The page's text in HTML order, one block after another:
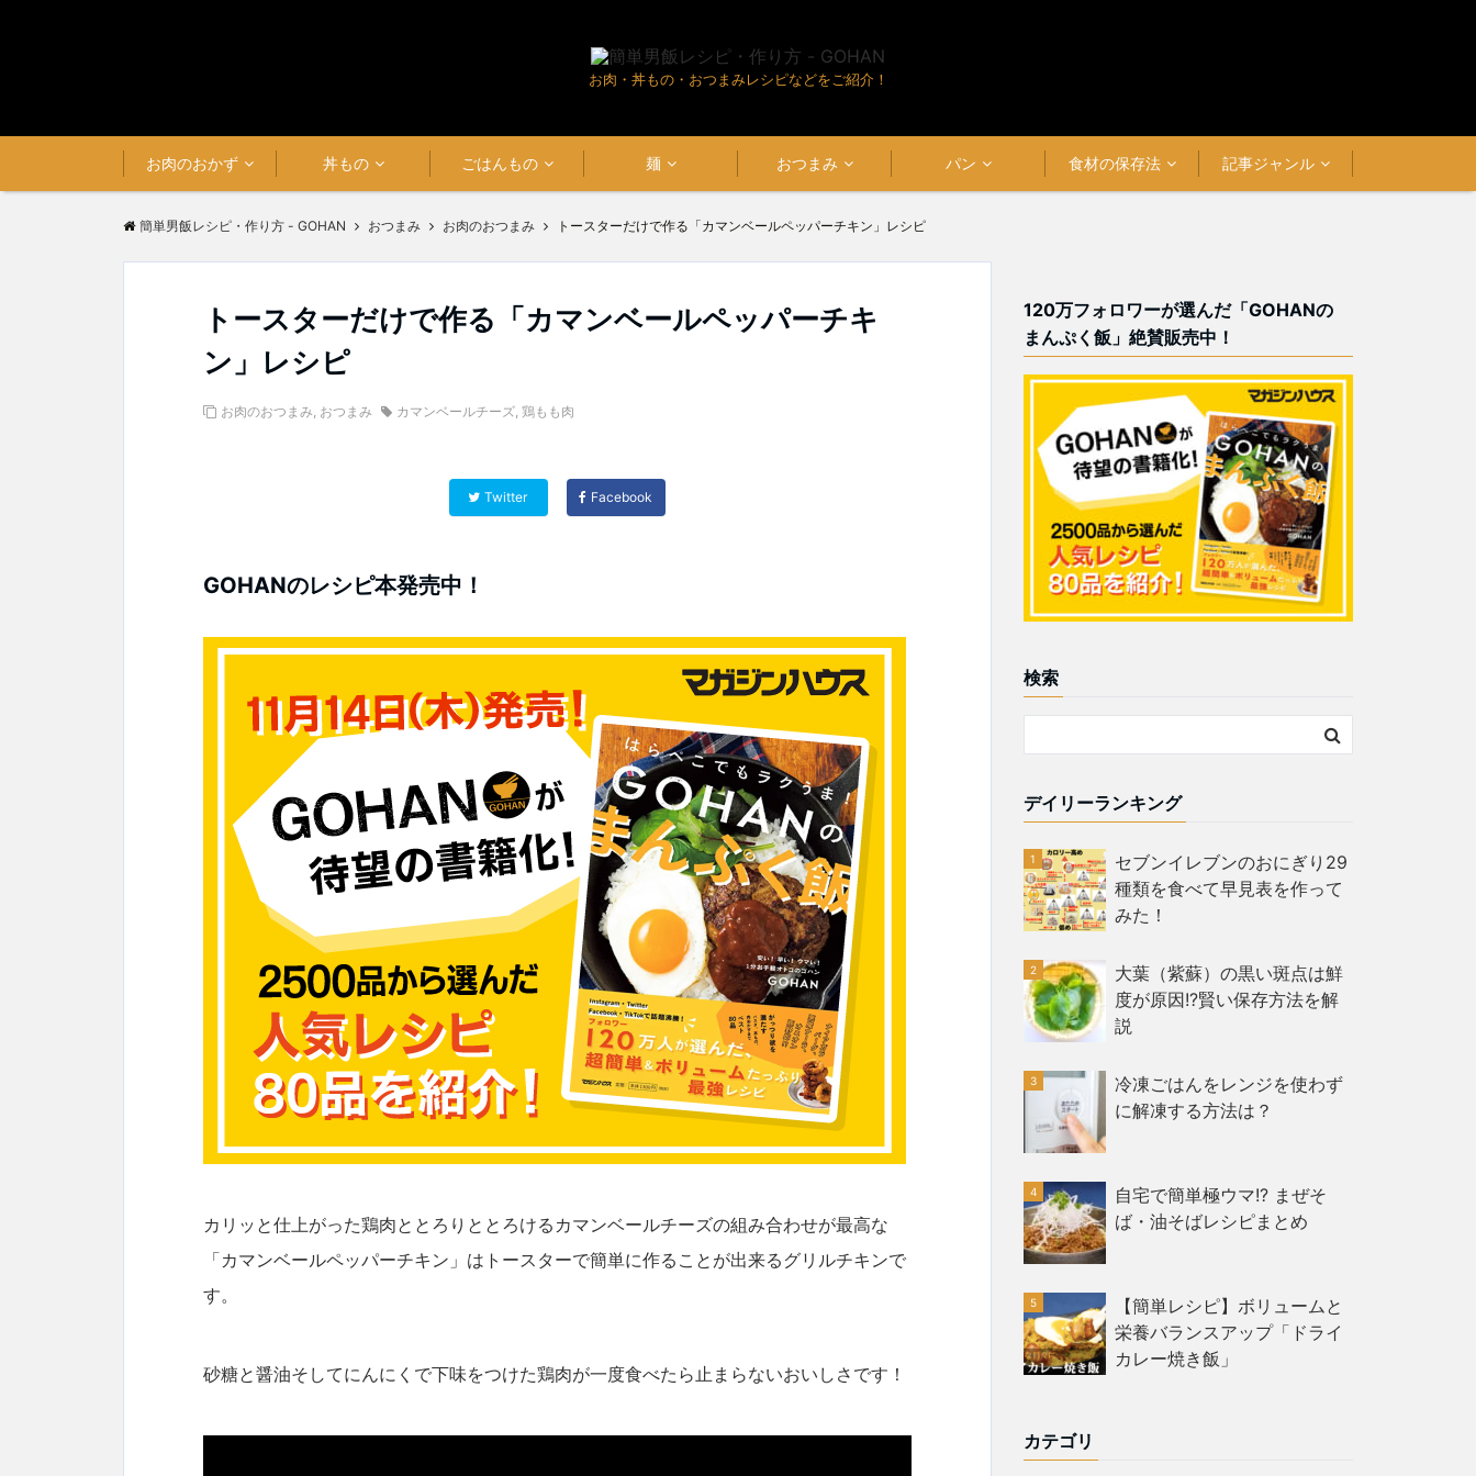
お肉・丼もの・おつまみレシピなどをご紹介！
お肉のおかず 丼もの ごはんもの 麺 おつまみ パン 食材の保存法 記事ジャンル
簡単男飯レシピ・作り方 - GOHAN おつまみ お肉のおつまみ トースターだけで作る「カマンベールペッパーチキン」レシピ
トースターだけで作る「カマンベールペッパーチキ
ン」レシピ
お肉のおつまみ, おつまみ カマンベールチーズ, 鶏もも肉
Twitter Facebook
GOHANのレシピ本発売中！
カリッと仕上がった鶏肉ととろりととろけるカマンベールチーズの組み合わせが最高な
「カマンベールペッパーチキン」はトースターで簡単に作ることが出来るグリルチキンで
す。
砂糖と醤油そしてにんにくで下味をつけた鶏肉が一度食べたら止まらないおいしさです！
120万フォロワーが選んだ「GOHANの
まんぷく飯」絶賛販売中！
検索
デイリーランキング
セブンイレブンのおにぎり29
種類を食べて早見表を作って
みた！
大葉（紫蘇）の黒い斑点は鮮
度が原因!?賢い保存方法を解
説
冷凍ごはんをレンジを使わず
に解凍する方法は？
自宅で簡単極ウマ!? まぜそ
ば・油そばレシピまとめ
【簡単レシピ】ボリュームと
栄養バランスアップ「ドライ
カレー焼き飯」
カテゴリ